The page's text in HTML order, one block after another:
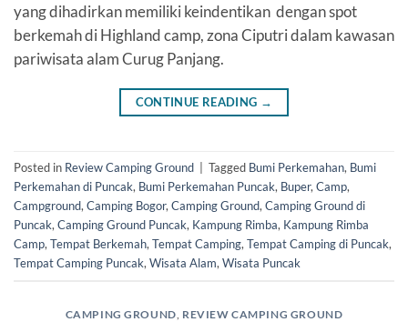
yang dihadirkan memiliki keindentikan dengan spot
berkemah di Highland camp, zona Ciputri dalam kawasan
pariwisata alam Curug Panjang.
CONTINUE READING →
Posted in Review Camping Ground | Tagged Bumi Perkemahan, Bumi
Perkemahan di Puncak, Bumi Perkemahan Puncak, Buper, Camp,
Campground, Camping Bogor, Camping Ground, Camping Ground di
Puncak, Camping Ground Puncak, Kampung Rimba, Kampung Rimba
Camp, Tempat Berkemah, Tempat Camping, Tempat Camping di Puncak,
Tempat Camping Puncak, Wisata Alam, Wisata Puncak
CAMPING GROUND REVIEW CAMPING GROUND